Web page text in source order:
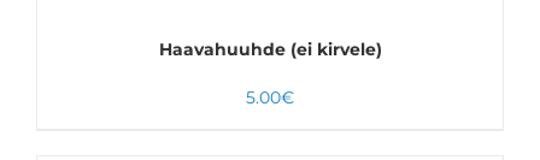
Haavahuuhde (ei kirvele)
5.00€